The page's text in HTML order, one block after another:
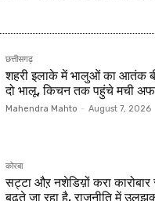
छत्तीसगढ़
शहरी इलाके में भालुओं का आतंक
दो भालू, किचन तक पहुंचे मची
Mahendra Mahto - August 7, 2026
कोरबा
सट्टा औऱ नशेडिय़ों करा
बढ़ते जा रहा है, राजनीति में